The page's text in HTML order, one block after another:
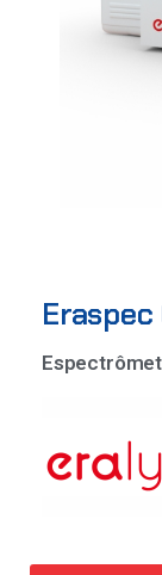
Eraspec